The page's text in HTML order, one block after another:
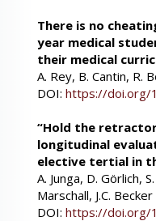
There is no
year medical
their medical
A. Rey, B. Cantin, R.
DOI:https://doi.org/
“Hold the
longitudinal
elective tertial in
A. Junga, D. Görlich,
Marschall, J.C. Becker
DOI:https://doi.org/